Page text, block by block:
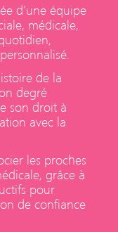
d’une équipe
médicale,
de la
degré
son droit à
avec la
les proches
grâce à
pour
de confiance